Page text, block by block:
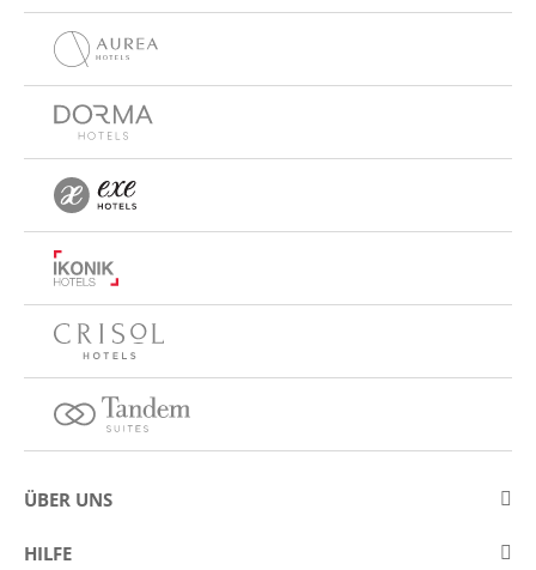
ÜBER UNS
Über Eurostars Hotel Company
HILFE